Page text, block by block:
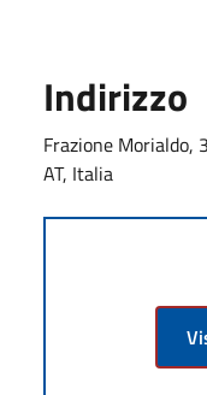
Indirizzo
Frazione Morialdo,
AT, Italia